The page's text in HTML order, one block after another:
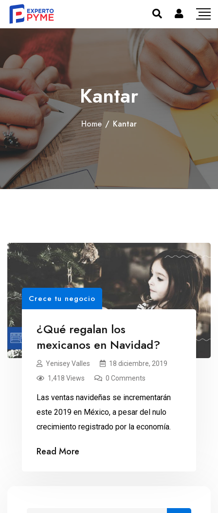
Kantar
Home / Kantar
Crece tu negocio
¿Qué regalan los
mexicanos en Navidad?
Yenisey Valles
18 diciembre, 2019
1,418 Views
0 Comments
Las ventas navideñas se incrementarán
este 2019 en México, a pesar del nulo
crecimiento registrado por la economía.
Read More